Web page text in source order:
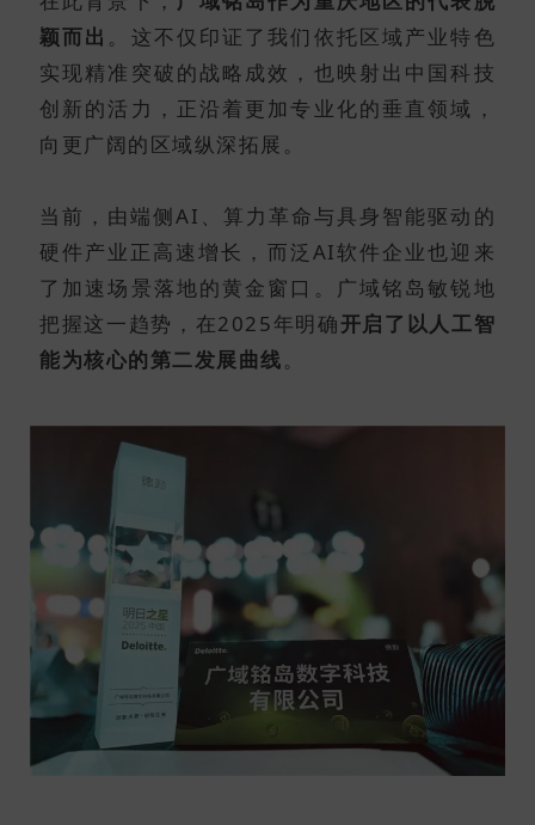
颖而出 。这不仅印证了我们依托区域产业特色
实现精准突破的战略成效，也映射出中国科技
创新的活力，正沿着更加专业化的垂直领域，
向更广阔的区域纵深拓展。
当前，由端侧AI、算力革命与具身智能驱动的
硬件产业正高速增长，而泛AI软件企业也迎来
了加速场景落地的黄金窗口。广域铭岛敏锐地
把握这一趋势，在2025年明确开启了以人工智
能为核心的第二发展曲线。